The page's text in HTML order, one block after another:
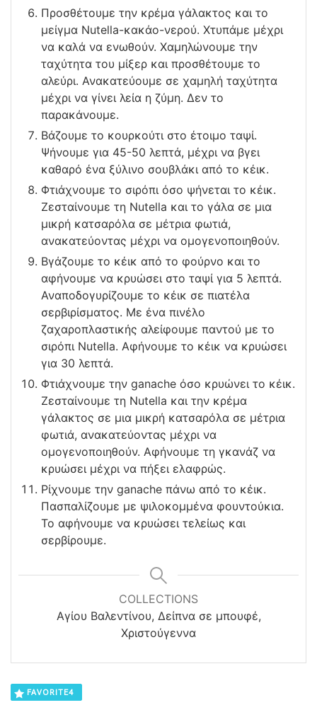
Προσθέτουμε την κρέμα γάλακτος και το
μείγμα Nutella-κακάο-νερού. Χτυπάμε μέχρι
να καλά να ενωθούν. Χαμηλώνουμε την
ταχύτητα του μίξερ και προσθέτουμε το
αλεύρι. Ανακατεύουμε σε χαμηλή ταχύτητα
μέχρι να γίνει λεία η ζύμη. Δεν το
παρακάνουμε.
Βάζουμε το κουρκούτι στο έτοιμο ταψί.
Ψήνουμε για 45-50 λεπτά, μέχρι να βγει
καθαρό ένα ξύλινο σουβλάκι από το κέικ.
Φτιάχνουμε το σιρόπι όσο ψήνεται το κέικ.
Ζεσταίνουμε τη Nutella και το γάλα σε μια
μικρή κατσαρόλα σε μέτρια φωτιά,
ανακατεύοντας μέχρι να ομογενοποιηθούν.
Βγάζουμε το κέικ από το φούρνο και το
αφήνουμε να κρυώσει στο ταψί για 5 λεπτά.
Αναποδογυρίζουμε το κέικ σε πιατέλα
σερβιρίσματος. Με ένα πινέλο
ζαχαροπλαστικής αλείφουμε παντού με το
σιρόπι Nutella. Αφήνουμε το κέικ να κρυώσει
για 30 λεπτά.
Φτιάχνουμε την ganache όσο κρυώνει το κέικ.
Ζεσταίνουμε τη Nutella και την κρέμα
γάλακτος σε μια μικρή κατσαρόλα σε μέτρια
φωτιά, ανακατεύοντας μέχρι να
ομογενοποιηθούν. Αφήνουμε τη γκανάζ να
κρυώσει μέχρι να πήξει ελαφρώς.
Ρίχνουμε την ganache πάνω από το κέικ.
Πασπαλίζουμε με ψιλοκομμένα φουντούκια.
Το αφήνουμε να κρυώσει τελείως και
σερβίρουμε.
COLLECTIONS
Αγίου Βαλεντίνου, Δείπνα σε μπουφέ,
Χριστούγεννα
FAVORITE4